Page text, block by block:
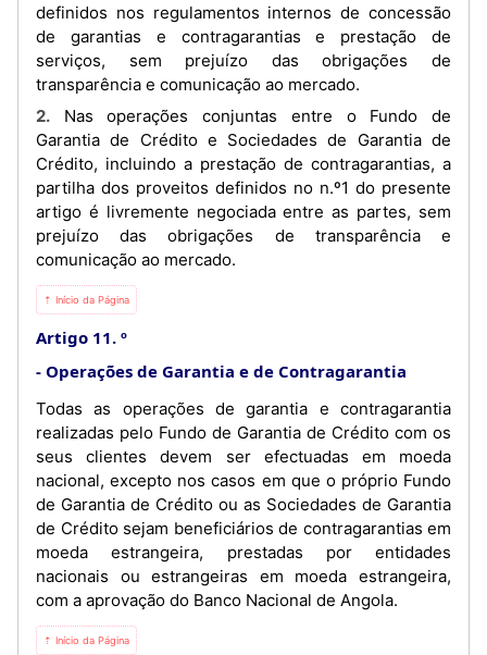
definidos nos regulamentos internos de concessão
de garantias e contragarantias e prestação de
serviços, sem prejuízo das obrigações de
transparência e comunicação ao mercado.
2. Nas operações conjuntas entre o Fundo de
Garantia de Crédito e Sociedades de Garantia de
Crédito, incluindo a prestação de contragarantias, a
partilha dos proveitos definidos no n.º1 do presente
artigo é livremente negociada entre as partes, sem
prejuízo das obrigações de transparência e
comunicação ao mercado.
⇡ Início da Página
Artigo 11. º
Operações de Garantia e de Contragarantia
Todas as operações de garantia e contragarantia
realizadas pelo Fundo de Garantia de Crédito com os
seus clientes devem ser efectuadas em moeda
nacional, excepto nos casos em que o próprio Fundo
de Garantia de Crédito ou as Sociedades de Garantia
de Crédito sejam beneficiários de contragarantias em
moeda estrangeira, prestadas por entidades
nacionais ou estrangeiras em moeda estrangeira,
com a aprovação do Banco Nacional de Angola.
⇡ Início da Página